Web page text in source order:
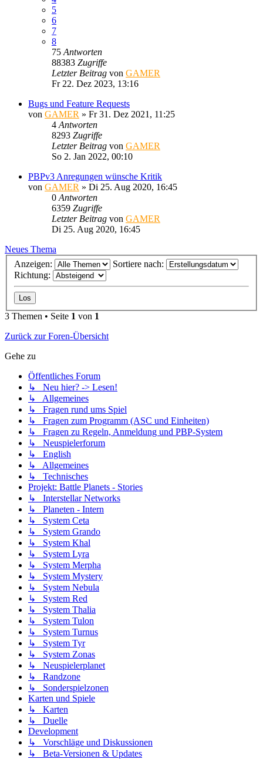
5
6
7
8
75 Antworten
88383 Zugriffe
Letzter Beitrag von GAMER
Fr 22. Dez 2023, 13:16
Bugs und Feature Requests
von GAMER » Fr 31. Dez 2021, 11:25
4 Antworten
8293 Zugriffe
Letzter Beitrag von GAMER
So 2. Jan 2022, 00:10
PBPv3 Anregungen wünsche Kritik
von GAMER » Di 25. Aug 2020, 16:45
0 Antworten
6359 Zugriffe
Letzter Beitrag von GAMER
Di 25. Aug 2020, 16:45
Neues Thema
Anzeigen:
Sortiere nach:
Richtung:
3 Themen • Seite 1 von 1
Zurück zur Foren-Übersicht
Gehe zu
Öffentliches Forum
↳ Neu hier? -> Lesen!
↳ Allgemeines
↳ Fragen rund ums Spiel
↳ Fragen zum Programm (ASC und Einheiten)
↳ Fragen zu Regeln, Anmeldung und PBP-System
↳ Neuspielerforum
↳ English
↳ Allgemeines
↳ Technisches
Projekt: Battle Planets - Stories
↳ Interstellar Networks
↳ Planeten - Intern
↳ System Ceta
↳ System Grando
↳ System Khal
↳ System Lyra
↳ System Merpha
↳ System Mystery
↳ System Nebula
↳ System Red
↳ System Thalia
↳ System Tulon
↳ System Turnus
↳ System Tyr
↳ System Zonas
↳ Neuspielerplanet
↳ Randzone
↳ Sonderspielzonen
Karten und Spiele
↳ Karten
↳ Duelle
Development
↳ Vorschläge und Diskussionen
↳ Beta-Versionen & Updates